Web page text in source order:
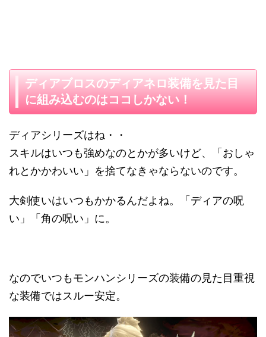
ディアブロスのディアネロ装備を見た目
に組み込むのはココしかない！
ディアシリーズはね・・
スキルはいつも強めなのとかが多いけど、「おしゃ
れとかかわいい」を捨てなきゃならないのです。
大剣使いはいつもかかるんだよね。「ディアの呪
い」「角の呪い」に。
なのでいつもモンハンシリーズの装備の見た目重視
な装備ではスルー安定。